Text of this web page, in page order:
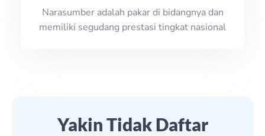
Narasumber adalah pakar di bidangnya dan
memiliki segudang prestasi tingkat nasional
Yakin Tidak Daftar